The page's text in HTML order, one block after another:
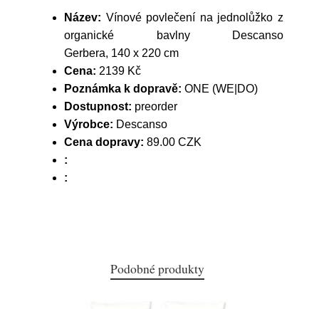
Název: Vínové povlečení na jednolůžko z
organické bavlny Descanso
Gerbera, 140 x 220 cm
Cena: 2139 Kč
Poznámka k dopravě: ONE (WE|DO)
Dostupnost: preorder
Výrobce: Descanso
Cena dopravy: 89.00 CZK
:
:
Podobné produkty